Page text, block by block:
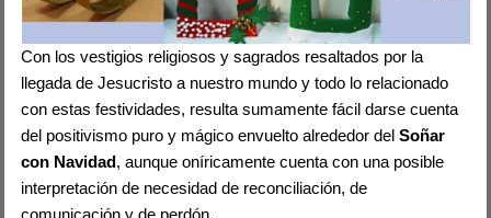
Con los vestigios religiosos y sagrados resaltados por la
llegada de Jesucristo a nuestro mundo y todo lo relacionado
con estas festividades, resulta sumamente fácil darse cuenta
del positivismo puro y mágico envuelto alrededor delSoñar
con Navidad, aunque oníricamente cuenta con una posible
interpretación de necesidad de reconciliación, de
comunicación y de perdón.